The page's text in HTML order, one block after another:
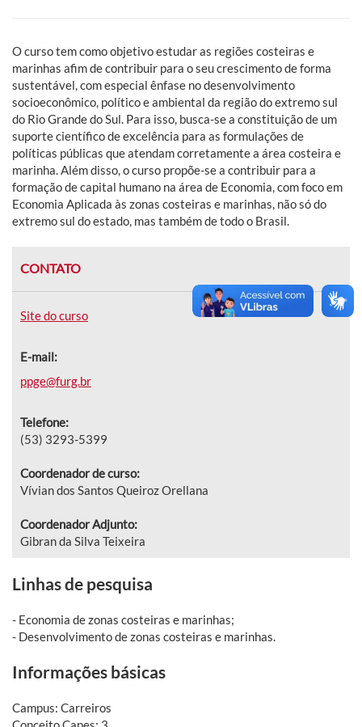
O curso tem como objetivo estudar as regiões costeiras e
marinhas afim de contribuir para o seu crescimento de forma
sustentável, com especial ênfase no desenvolvimento
socioeconômico, político e ambiental da região do extremo sul
do Rio Grande do Sul. Para isso, busca-se a constituição de um
suporte científico de excelência para as formulações de
políticas públicas que atendam corretamente a área costeira e
marinha. Além disso, o curso propõe-se a contribuir para a
formação de capital humano na área de Economia, com foco em
Economia Aplicada às zonas costeiras e marinhas, não só do
extremo sul do estado, mas também de todo o Brasil.
CONTATO
Site do curso
E-mail:
ppge@furg.br
Telefone:
(53) 3293-5399
Coordenador de curso:
Vívian dos Santos Queiroz Orellana
Coordenador Adjunto:
Gibran da Silva Teixeira
Linhas de pesquisa
- Economia de zonas costeiras e marinhas;
- Desenvolvimento de zonas costeiras e marinhas.
Informações básicas
Campus: Carreiros